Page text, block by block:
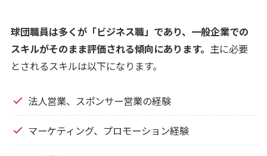
球団職員は多くが「ビジネス職」であり、一般企業での
スキルがそのまま評価される傾向にあります。 主に必要
とされるスキルは以下になります。
法人営業、スポンサー営業の経験
マーケティング、プロモーション経験